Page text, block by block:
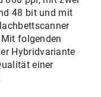
48 bit und mit
folgenden
Hybridvariante
einer